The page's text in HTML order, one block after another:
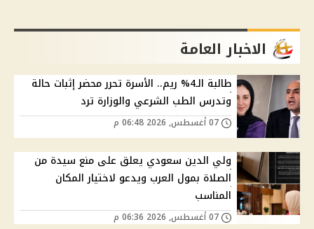
الاخبار العامة
طالبة الـ4% ريم.. الأسرة تحرر محضر إثبات حالة
وتدرس الطب الشرعي والوزارة ترد
ولي الدين سعودي يعلق على منع سيدة من
الصلاة بمول العرب ويدعو لاختيار المكان
المناسب